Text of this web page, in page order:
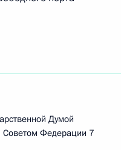
Думой
Советом Федерации 7